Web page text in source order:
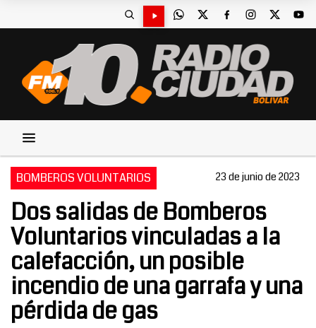
BOMBEROS VOLUNTARIOS 23 de junio de 2023
Dos salidas de Bomberos
Voluntarios vinculadas a la
calefacción, un posible
incendio de una garrafa y una
pérdida de gas